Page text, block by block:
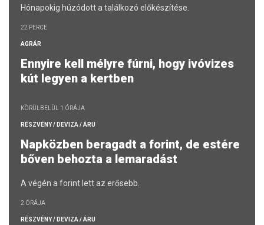
Hónapokig húzódott a találkozó előkészítése.
22 PERCE
AGRÁR
Ennyire kell mélyre fúrni, hogy ivóvizes
kút legyen a kertben
KÖRÜLBELÜL 1 ÓRÁJA
RÉSZVÉNY / DEVIZA / ÁRU
Napközben beragadt a forint, de estére
bőven behozta a lemaradást
A végén a forint lett az erősebb.
2 ÓRÁJA
RÉSZVÉNY / DEVIZA / ÁRU